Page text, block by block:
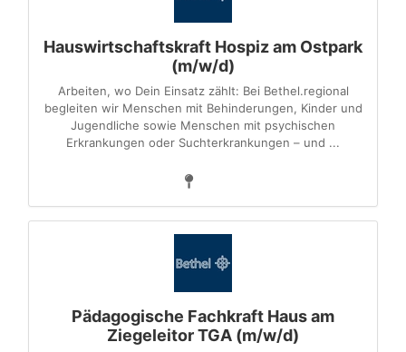
Hauswirtschaftskraft Hospiz am Ostpark
(m/w/d)
Arbeiten, wo Dein Einsatz zählt: Bei Bethel.regional
begleiten wir Menschen mit Behinderungen, Kinder und
Jugendliche sowie Menschen mit psychischen
Erkrankungen oder Suchterkrankungen – und ...
Pädagogische Fachkraft Haus am
Ziegeleitor TGA (m/w/d)